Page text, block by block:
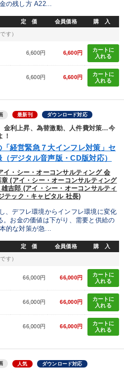
の残し方 A22...
定 価 会員価格 購 入
す）
6,600円 6,600円
カートに
入れる
6,600円 6,600円
カートに
入れる
最新刊 ダウンロード対応
金利上昇、為替激動、人件費対策…今
！
経営緊急７大インフレ対策」セ
（デジタル音声版・CD版対応）
イ・シー・オーコンサルティング 会
(アイ・シー・オーコンサルティング
吉郎 (アイ・シー・オーコンサルティ
テック・キャピタル 社長)
、デフレ環境からインフレ環境に変化
。お金の価値は下がり、需要と供給の
的な対策が急...
定 価 会員価格 購 入
す）
66,000円 66,000円
カートに
入れる
66,000円 66,000円
カートに
入れる
66,000円 66,000円
カートに
入れる
人気 ダウンロード対応